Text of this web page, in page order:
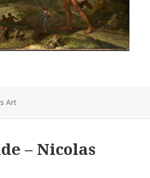
Art
– Nicolas